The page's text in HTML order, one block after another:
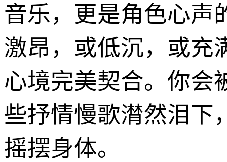
音乐，更是角色心声
激昂，或低沉，或充
心境完美契合。你会
些抒情慢歌潸然泪下
摇摆身体。